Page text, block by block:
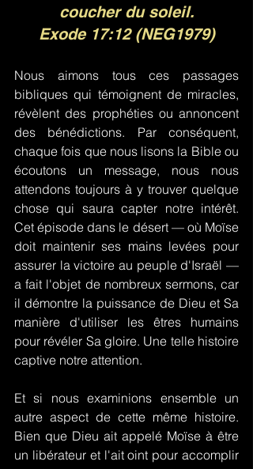
coucher du soleil.
Exode 17:12 (NEG1979)
Nous aimons tous ces passages
bibliques qui témoignent de miracles,
révèlent des prophéties ou annoncent
des bénédictions. Par conséquent,
chaque fois que nous lisons la Bible ou
écoutons un message, nous nous
attendons toujours à y trouver quelque
chose qui saura capter notre intérêt.
Cet épisode dans le désert — où Moïse
doit maintenir ses mains levées pour
assurer la victoire au peuple d'Israël —
a fait l'objet de nombreux sermons, car
il démontre la puissance de Dieu et Sa
manière d'utiliser les êtres humains
pour révéler Sa gloire. Une telle histoire
captive notre attention.
Et si nous examinions ensemble un
autre aspect de cette même histoire.
Bien que Dieu ait appelé Moïse à être
un libérateur et l'ait oint pour accomplir